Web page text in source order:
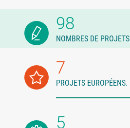
98
NOMBRES DE PROJETS
7
PROJETS EUROPÉENS.
5